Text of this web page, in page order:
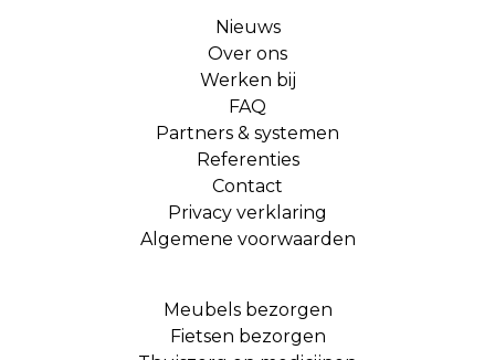
Nieuws
Over ons
Werken bij
FAQ
Partners & systemen
Referenties
Contact
Privacy verklaring
Algemene voorwaarden
Meubels bezorgen
Fietsen bezorgen